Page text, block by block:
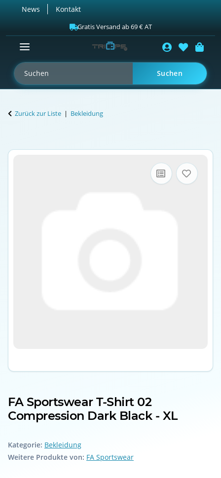
News Kontakt
Gratis Versand ab 69 € AT
Suchen
Zurück zur Liste Bekleidung
FA Sportswear T-Shirt 02
Compression Dark Black - XL
Kategorie: Bekleidung
Weitere Produkte von: FA Sportswear